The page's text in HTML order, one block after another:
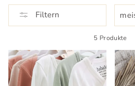
Filtern
5 Produkte